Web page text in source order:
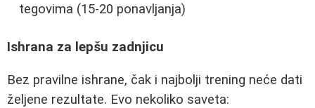
tegovima (15-20 ponavljanja)
Ishrana za lepšu zadnjicu
Bez pravilne ishrane, čak i najbolji trening neće dati
željene rezultate. Evo nekoliko saveta: